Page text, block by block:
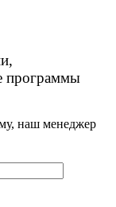
программы
наш менеджер